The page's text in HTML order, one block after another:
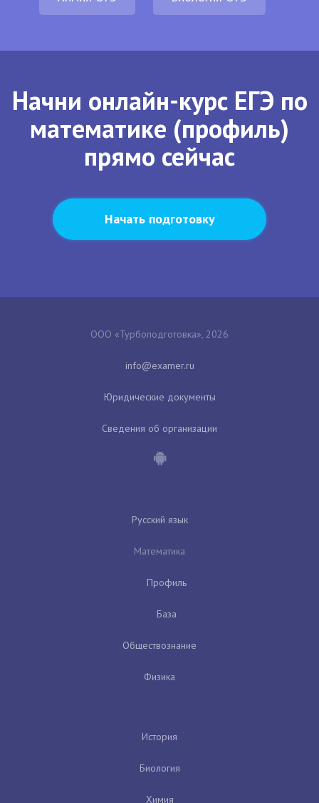
Начни онлайн-курс ЕГЭ по
математике (профиль)
прямо сейчас
Начать подготовку
ООО «Турбоподготовка», 2026
Юридические документы
Сведения об организации
Русский язык
Математика
Профиль
База
Обществознание
Физика
История
Биология
Химия